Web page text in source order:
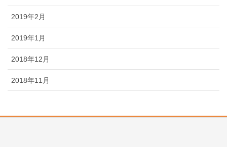
2019年2月
2019年1月
2018年12月
2018年11月